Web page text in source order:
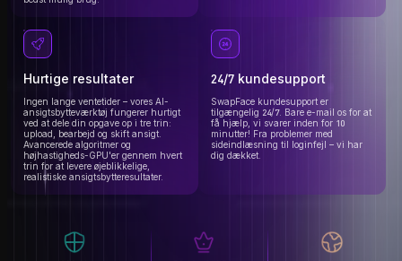
Hurtige resultater
Ingen lange ventetider – vores AI-
ansigtsbytteværktøj fungerer hurtigt
ved at dele din opgave op i tre trin:
upload, bearbejd og skift ansigt.
Avancerede algoritmer og
højhastigheds-GPU'er gennem hvert
trin for at levere øjeblikkelige,
realistiske ansigtsbytteresultater.
24/7 kundesupport
SwapFace kundesupport er
tilgængelig 24/7. Bare e-mail os for at
få hjælp, vi svarer inden for 10
minutter! Fra problemer med
sideindlæsning til loginfejl – vi har
dig dækket.